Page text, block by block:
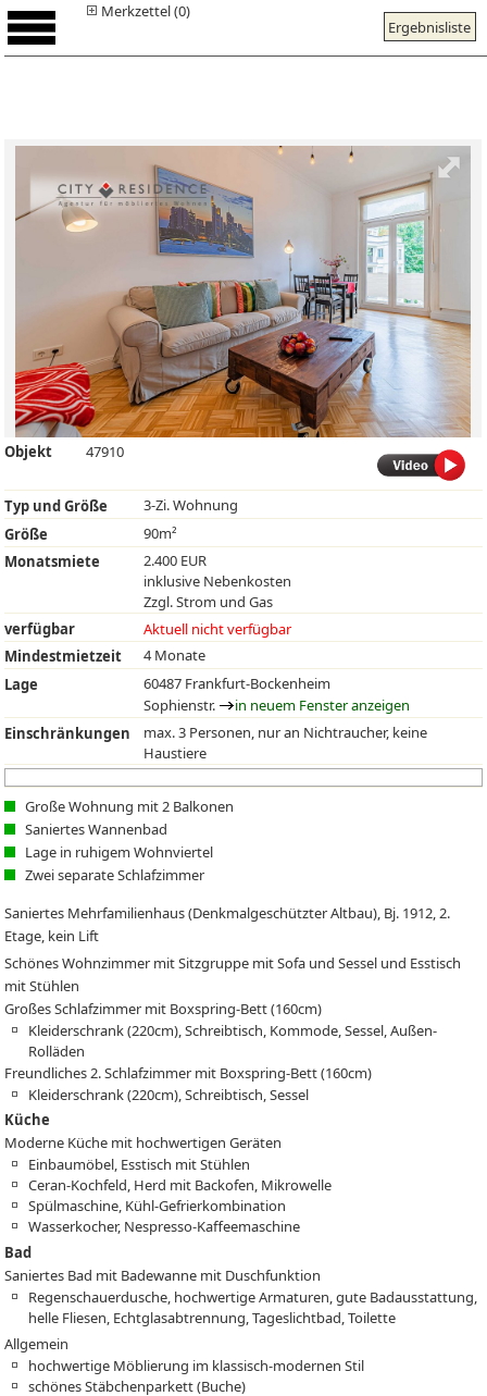
Ergebnisliste
Merkzettel (0)
Objekt 47910
Typ und Größe
3-Zi. Wohnung
Größe
90m²
Monatsmiete
2.400 EUR
inklusive Nebenkosten
Zzgl. Strom und Gas
verfügbar
Aktuell nicht verfügbar
Mindestmietzeit
4 Monate
Lage
60487 Frankfurt-Bockenheim
Sophienstr.
in neuem Fenster anzeigen
Einschränkungen
max. 3 Personen, nur an Nichtraucher, keine
Haustiere
Große Wohnung mit 2 Balkonen
Saniertes Wannenbad
Lage in ruhigem Wohnviertel
Zwei separate Schlafzimmer
Saniertes Mehrfamilienhaus (Denkmalgeschützter Altbau), Bj. 1912, 2.
Etage, kein Lift
Schönes Wohnzimmer mit Sitzgruppe mit Sofa und Sessel und Esstisch
mit Stühlen
Großes Schlafzimmer mit Boxspring-Bett (160cm)
Kleiderschrank (220cm), Schreibtisch, Kommode, Sessel, Außen-
Rolläden
Freundliches 2. Schlafzimmer mit Boxspring-Bett (160cm)
Kleiderschrank (220cm), Schreibtisch, Sessel
Küche
Moderne Küche mit hochwertigen Geräten
Einbaumöbel, Esstisch mit Stühlen
Ceran-Kochfeld, Herd mit Backofen, Mikrowelle
Spülmaschine, Kühl-Gefrierkombination
Wasserkocher, Nespresso-Kaffeemaschine
Bad
Saniertes Bad mit Badewanne mit Duschfunktion
Regenschauerdusche, hochwertige Armaturen, gute Badausstattung,
helle Fliesen, Echtglasabtrennung, Tageslichtbad, Toilette
Allgemein
hochwertige Möblierung im klassisch-modernen Stil
schönes Stäbchenparkett (Buche)